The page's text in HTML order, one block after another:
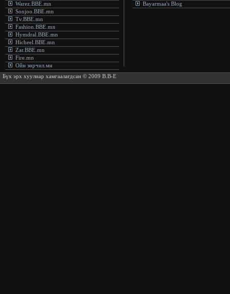
Warez.BBE.mn
Sonjoo.BBE.mn
Tv.BBE.mn
Fashion.BBE.mn
Hymdral.BBE.mn
Hicheel.BBE.mn
Zar.BBE.mn
Fire.mn
Ойн зөрчил.мн
Bayarmaa's Blog
Бүх эрх хуулиар хамгаалагдсан © 2009 B.B-E